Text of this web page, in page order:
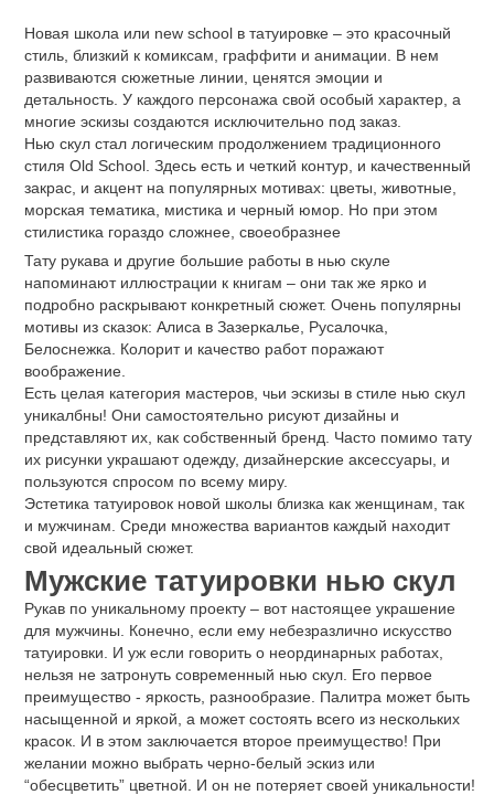
Новая школа или new school в татуировке – это красочный
стиль, близкий к комиксам, граффити и анимации. В нем
развиваются сюжетные линии, ценятся эмоции и
детальность. У каждого персонажа свой особый характер, а
многие эскизы создаются исключительно под заказ.
Нью скул стал логическим продолжением традиционного
стиля Old School. Здесь есть и четкий контур, и качественный
закрас, и акцент на популярных мотивах: цветы, животные,
морская тематика, мистика и черный юмор. Но при этом
стилистика гораздо сложнее, своеобразнее
Тату рукава и другие большие работы в нью скуле
напоминают иллюстрации к книгам – они так же ярко и
подробно раскрывают конкретный сюжет. Очень популярны
мотивы из сказок: Алиса в Зазеркалье, Русалочка,
Белоснежка. Колорит и качество работ поражают
воображение.
Есть целая категория мастеров, чьи эскизы в стиле нью скул
уникалбны! Они самостоятельно рисуют дизайны и
представляют их, как собственный бренд. Часто помимо тату
их рисунки украшают одежду, дизайнерские аксессуары, и
пользуются спросом по всему миру.
Эстетика татуировок новой школы близка как женщинам, так
и мужчинам. Среди множества вариантов каждый находит
свой идеальный сюжет.
Мужские татуировки нью скул
Рукав по уникальному проекту – вот настоящее украшение
для мужчины. Конечно, если ему небезразлично искусство
татуировки. И уж если говорить о неординарных работах,
нельзя не затронуть современный нью скул. Его первое
преимущество - яркость, разнообразие. Палитра может быть
насыщенной и яркой, а может состоять всего из нескольких
красок. И в этом заключается второе преимущество! При
желании можно выбрать черно-белый эскиз или
“обесцветить” цветной. И он не потеряет своей уникальности!